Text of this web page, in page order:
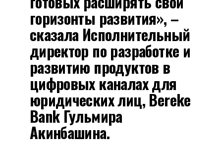
горизонты развития», –
сказала Исполнительный
директор по разработке и
развитию продуктов в
цифровых каналах для
юридических лиц, Bereke
Bank Гульмира
Акинбашина.